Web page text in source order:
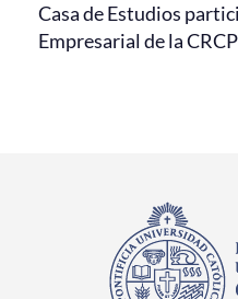
Casa de Estudios
Empresarial de la CRCP